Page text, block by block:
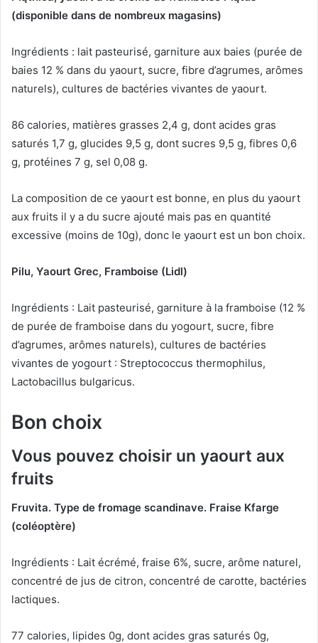
(disponible dans de nombreux magasins)
Ingrédients : lait pasteurisé, garniture aux baies (purée de
baies 12 % dans du yaourt, sucre, fibre d’agrumes, arômes
naturels), cultures de bactéries vivantes de yaourt.
86 calories, matières grasses 2,4 g, dont acides gras
saturés 1,7 g, glucides 9,5 g, dont sucres 9,5 g, fibres 0,6
g, protéines 7 g, sel 0,08 g.
La composition de ce yaourt est bonne, en plus du yaourt
aux fruits il y a du sucre ajouté mais pas en quantité
excessive (moins de 10g), donc le yaourt est un bon choix.
Pilu, Yaourt Grec, Framboise (Lidl)
Ingrédients : Lait pasteurisé, garniture à la framboise (12 %
de purée de framboise dans du yogourt, sucre, fibre
d’agrumes, arômes naturels), cultures de bactéries
vivantes de yogourt : Streptococcus thermophilus,
Lactobacillus bulgaricus.
Bon choix
Vous pouvez choisir un yaourt aux
fruits
Fruvita. Type de fromage scandinave. Fraise Kfarge
(coléoptère)
Ingrédients : Lait écrémé, fraise 6%, sucre, arôme naturel,
concentré de jus de citron, concentré de carotte, bactéries
lactiques.
77 calories, lipides 0g, dont acides gras saturés 0g,